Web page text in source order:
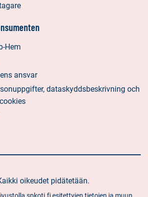
Hem
ansvar
dataskyddsbeskrivning och
oikeudet pidätetään.